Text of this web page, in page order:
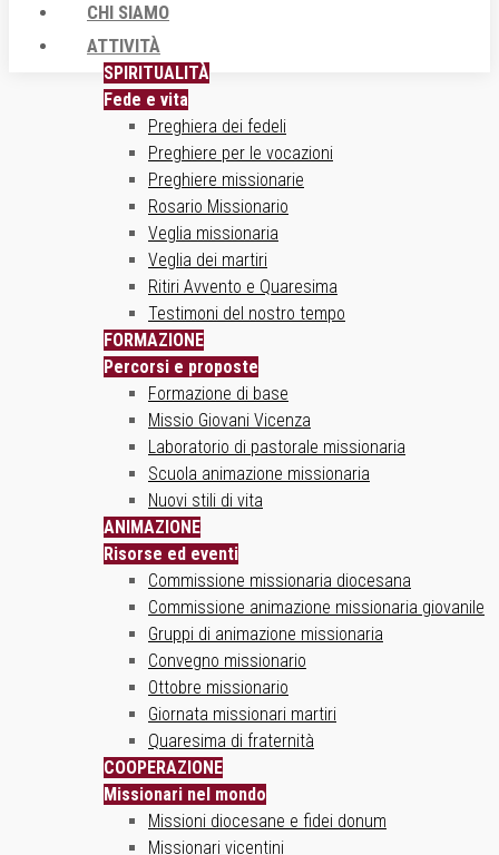
CHI SIAMO
ATTIVITÀ
SPIRITUALITÀ
Fede e vita
Preghiera dei fedeli
Preghiere per le vocazioni
Preghiere missionarie
Rosario Missionario
Veglia missionaria
Veglia dei martiri
Ritiri Avvento e Quaresima
Testimoni del nostro tempo
FORMAZIONE
Percorsi e proposte
Formazione di base
Missio Giovani Vicenza
Laboratorio di pastorale missionaria
Scuola animazione missionaria
Nuovi stili di vita
ANIMAZIONE
Risorse ed eventi
Commissione missionaria diocesana
Commissione animazione missionaria giovanile
Gruppi di animazione missionaria
Convegno missionario
Ottobre missionario
Giornata missionari martiri
Quaresima di fraternità
COOPERAZIONE
Missionari nel mondo
Missioni diocesane e fidei donum
Missionari vicentini